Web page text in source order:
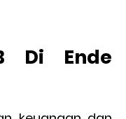
Di Ende